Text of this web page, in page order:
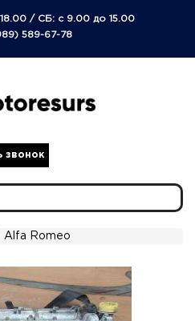
/ СБ: с 9.00 до 15.00
589-67-78
звонок
Alfa Romeo